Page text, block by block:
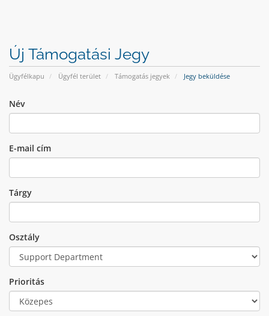
Új Támogatási Jegy
Ügyfélkapu Ügyfél terület Támogatás jegyek Jegy beküldése
Név
E-mail cím
Tárgy
Osztály
Prioritás